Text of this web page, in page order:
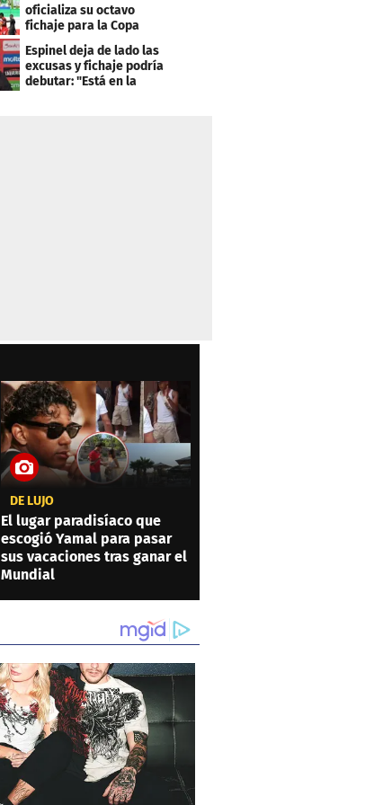
oficializa su octavo
fichaje para la Copa
Centroamericana
Espinel deja de lado las
excusas y fichaje podría
debutar: "Está en la
DE LUJO
El lugar paradisíaco que
escogió Yamal para pasar
sus vacaciones tras ganar el
Mundial